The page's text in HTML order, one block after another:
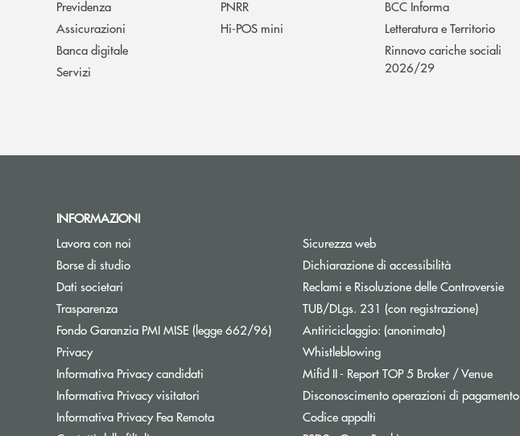
Previdenza
Assicurazioni
Banca digitale
Servizi
PNRR
Hi-POS mini
BCC Informa
Letteratura e Territorio
Rinnovo cariche sociali
2026/29
INFORMAZIONI
Lavora con noi
Borse di studioApre una nuova finestra
Dati societari
Trasparenza
Fondo Garanzia PMI MISE (legge 662/96)Apre una nuova finestra
Privacy
Informativa Privacy candidati
Informativa Privacy visitatori
Informativa Privacy Fea Remota
Sicurezza web
Dichiarazione di accessibilità
Reclami e Risoluzione delle Controversie
TUB/DLgs. 231 (con registrazione)
Antiriciclaggio: (anonimato)
Whistleblowing
Mifid II - Report TOP 5 Broker / Venue
Disconoscimento operazioni di pagamento
Codice appalti